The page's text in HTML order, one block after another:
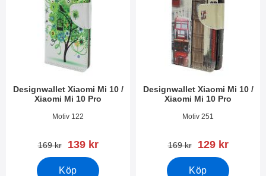
Designwallet Xiaomi Mi 10 /
Xiaomi Mi 10 Pro
Art. nr 36008Motiv 122
tidigare pris
169 kr rea pris
139 kr
Köp
Designwallet Xiaomi Mi 10 /
Xiaomi Mi 10 Pro
Art. nr 36007Motiv 251
tidigare pris
169 kr rea pris
129 kr
Köp